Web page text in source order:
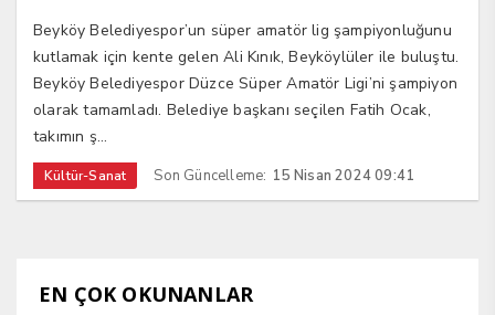
Beyköy Belediyespor’un süper amatör lig şampiyonluğunu
kutlamak için kente gelen Ali Kınık, Beyköylüler ile buluştu.
Beyköy Belediyespor Düzce Süper Amatör Ligi’ni şampiyon
olarak tamamladı. Belediye başkanı seçilen Fatih Ocak,
takımın ş...
Kültür-Sanat Son Güncelleme: 15 Nisan 2024 09:41
EN ÇOK OKUNANLAR